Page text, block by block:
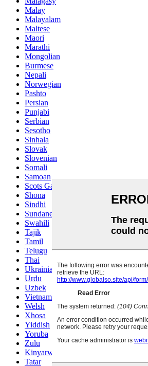
Malay
Malayalam
Maltese
Maori
Marathi
Mongolian
Burmese
Nepali
Norwegian
Pashto
Persian
Punjabi
Serbian
Sesotho
Sinhala
Slovak
Slovenian
Somali
Samoan
Scots Gaelic
Shona
Sindhi
Sundanese
Swahili
Tajik
Tamil
Telugu
Thai
Ukrainian
Urdu
Uzbek
Vietnamese
Welsh
Xhosa
Yiddish
Yoruba
Zulu
Kinyarwanda
Tatar